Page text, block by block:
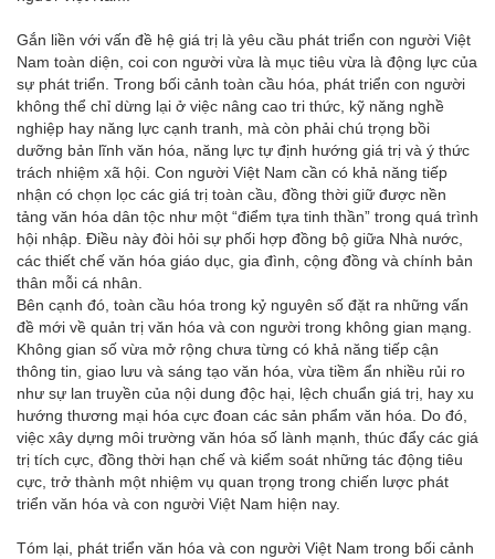
Gắn liền với vấn đề hệ giá trị là yêu cầu phát triển con người Việt
Nam toàn diện, coi con người vừa là mục tiêu vừa là động lực của
sự phát triển. Trong bối cảnh toàn cầu hóa, phát triển con người
không thể chỉ dừng lại ở việc nâng cao tri thức, kỹ năng nghề
nghiệp hay năng lực cạnh tranh, mà còn phải chú trọng bồi
dưỡng bản lĩnh văn hóa, năng lực tự định hướng giá trị và ý thức
trách nhiệm xã hội. Con người Việt Nam cần có khả năng tiếp
nhận có chọn lọc các giá trị toàn cầu, đồng thời giữ được nền
tảng văn hóa dân tộc như một “điểm tựa tinh thần” trong quá trình
hội nhập. Điều này đòi hỏi sự phối hợp đồng bộ giữa Nhà nước,
các thiết chế văn hóa giáo dục, gia đình, cộng đồng và chính bản
thân mỗi cá nhân.
Bên cạnh đó, toàn cầu hóa trong kỷ nguyên số đặt ra những vấn
đề mới về quản trị văn hóa và con người trong không gian mạng.
Không gian số vừa mở rộng chưa từng có khả năng tiếp cận
thông tin, giao lưu và sáng tạo văn hóa, vừa tiềm ẩn nhiều rủi ro
như sự lan truyền của nội dung độc hại, lệch chuẩn giá trị, hay xu
hướng thương mại hóa cực đoan các sản phẩm văn hóa. Do đó,
việc xây dựng môi trường văn hóa số lành mạnh, thúc đẩy các giá
trị tích cực, đồng thời hạn chế và kiểm soát những tác động tiêu
cực, trở thành một nhiệm vụ quan trọng trong chiến lược phát
triển văn hóa và con người Việt Nam hiện nay.
Tóm lại, phát triển văn hóa và con người Việt Nam trong bối cảnh